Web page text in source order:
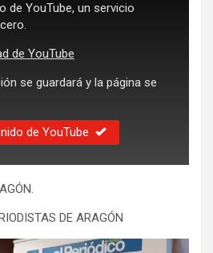
de YouTube, un servicio
de YouTube
se guardará y la página se
de YouTube
DE ARAGÓN